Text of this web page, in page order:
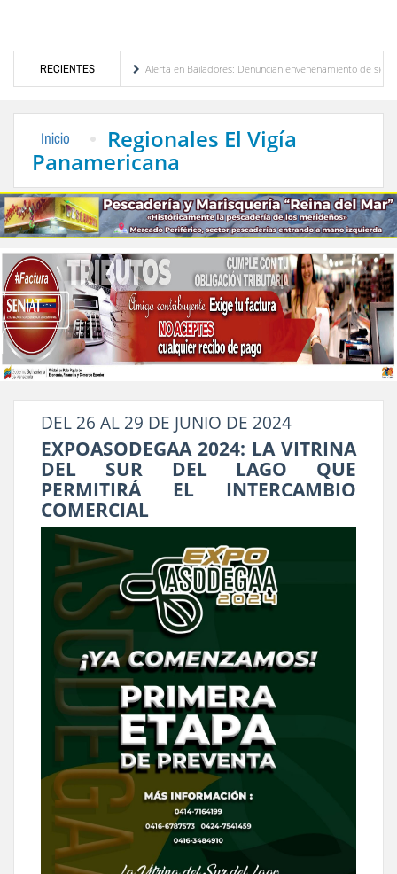
RECIENTES
de Venezuela
Alerta en Bailadores: Denuncian envenenamiento de siete
Inicio Regionales El Vigía
Panamericana
DEL 26 AL 29 DE JUNIO DE 2024
EXPOASODEGAA 2024: LA VITRINA
DEL SUR DEL LAGO QUE
PERMITIRÁ EL INTERCAMBIO
COMERCIAL